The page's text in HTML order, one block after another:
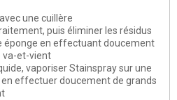
une cuillère
puis éliminer les résidus
éponge en effectuant doucement
va-et-vient
vaporiser Stainspray sur une
effectuer doucement de grands